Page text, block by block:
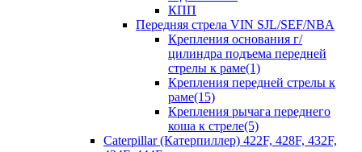
КПП
Передняя стрела VIN SJL/SEF/NBA
Крепления основания г/
цилиндра подъема передней
стрелы к раме(1)
Крепления передней стрелы к
раме(15)
Крепления рычага переднего
коша к стреле(5)
Caterpillar (Катерпиллер) 422F, 428F, 432F,